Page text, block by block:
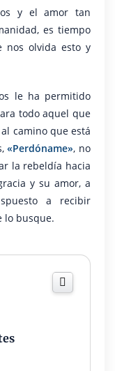
y el amor tan
es tiempo
nos olvida esto y
le ha permitido
todo aquel que
camino que está
«Perdóname», no
la rebeldía hacia
y su amor, a
a recibir
lo busque.